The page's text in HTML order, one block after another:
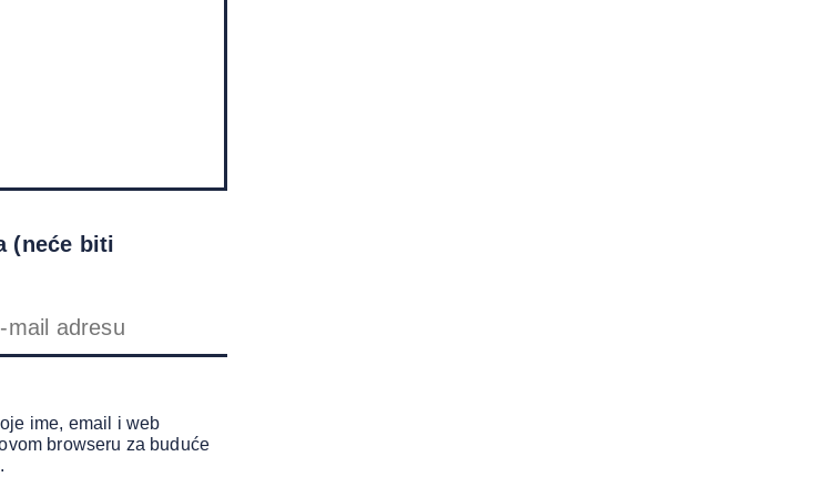
(neće biti
ime, email i web
browseru za buduće